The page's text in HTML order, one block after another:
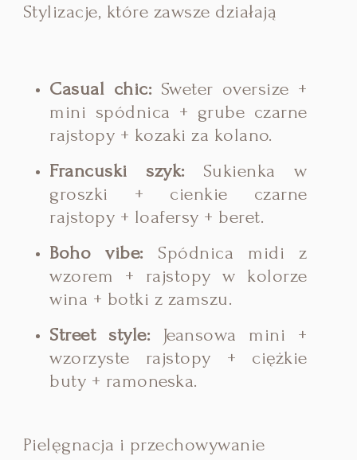
Stylizacje, które zawsze działają
Casual chic: Sweter oversize +
mini spódnica + grube czarne
rajstopy + kozaki za kolano.
Francuski szyk: Sukienka w
groszki + cienkie czarne
rajstopy + loafersy + beret.
Boho vibe: Spódnica midi z
wzorem + rajstopy w kolorze
wina + botki z zamszu.
Street style: Jeansowa mini +
wzorzyste rajstopy + ciężkie
buty + ramoneska.
Pielęgnacja i przechowywanie